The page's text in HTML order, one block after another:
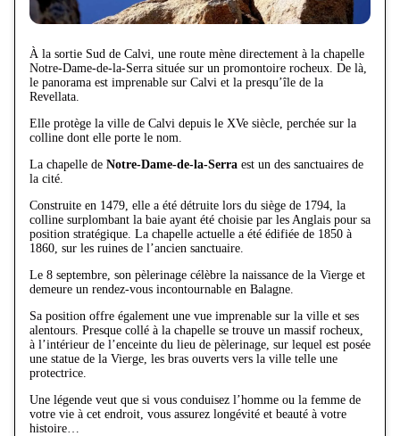
À la sortie Sud de Calvi, une route mène directement à la chapelle
Notre-Dame-de-la-Serra située sur un promontoire rocheux. De là,
le panorama est imprenable sur Calvi et la presqu’île de la
Revellata.
Elle protège la ville de Calvi depuis le XVe siècle, perchée sur la
colline dont elle porte le nom.
La chapelle de Notre-Dame-de-la-Serra est un des sanctuaires de
la cité.
Construite en 1479, elle a été détruite lors du siège de 1794, la
colline surplombant la baie ayant été choisie par les Anglais pour sa
position stratégique. La chapelle actuelle a été édifiée de 1850 à
1860, sur les ruines de l’ancien sanctuaire.
Le 8 septembre, son pèlerinage célèbre la naissance de la Vierge et
demeure un rendez-vous incontournable en Balagne.
Sa position offre également une vue imprenable sur la ville et ses
alentours. Presque collé à la chapelle se trouve un massif rocheux,
à l’intérieur de l’enceinte du lieu de pèlerinage, sur lequel est posée
une statue de la Vierge, les bras ouverts vers la ville telle une
protectrice.
Une légende veut que si vous conduisez l’homme ou la femme de
votre vie à cet endroit, vous assurez longévité et beauté à votre
histoire…